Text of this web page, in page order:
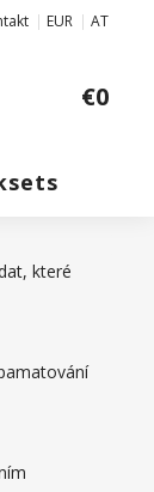
EUR AT
€0
které